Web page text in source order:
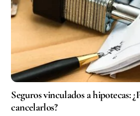
Seguros vinculados a hipotecas:
cancelarlos?